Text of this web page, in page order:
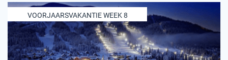
VOORJAARSVAKANTIE WEEK 8